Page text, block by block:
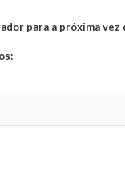
para a próxima vez